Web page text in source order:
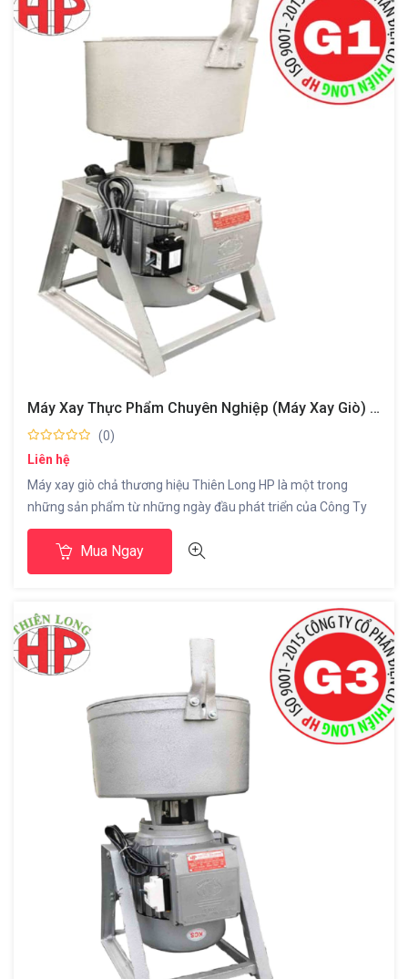
Máy Xay Thực Phẩm Chuyên Nghiệp (máy Xay Giò) Model Làm Mát Tự Nhiên
(0)
Liên hệ
Máy xay giò chả thương hiệu Thiên Long HP là một trong
những sản phẩm từ những ngày đầu phát triển của Công Ty
phục vụ nhu cầu của bà con sản xuất giò chả trên địa phương
trải qua hơn 20 năm phát triển sản phẩm ngày càng hoàn
thiện và được sử dụng […]
Mua Ngay